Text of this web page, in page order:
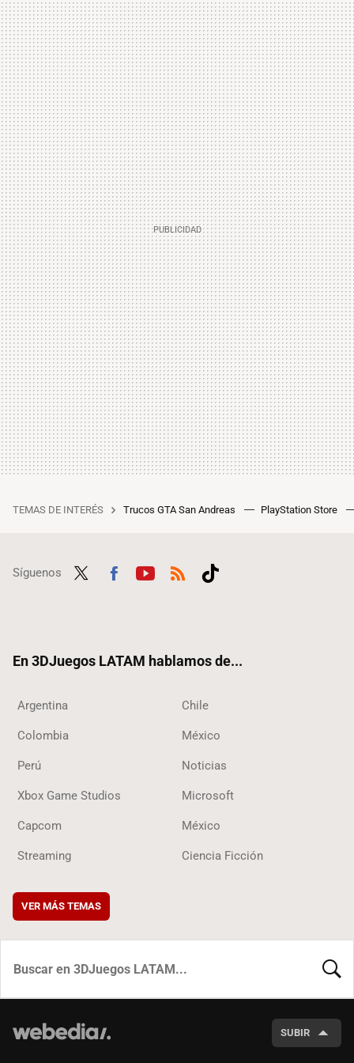
TEMAS DE INTERÉS Trucos GTA San Andreas PlayStation Store
Síguenos
En 3DJuegos LATAM hablamos de...
Argentina Chile
Colombia México
Perú Noticias
Xbox Game Studios Microsoft
Capcom México
Streaming Ciencia Ficción
VER MÁS TEMAS
SUBIR